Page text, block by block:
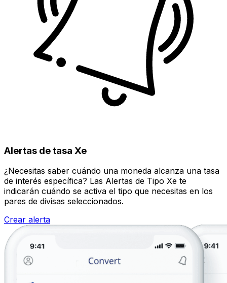
Alertas de tasa Xe
¿Necesitas saber cuándo una moneda alcanza una tasa
de interés específica? Las Alertas de Tipo Xe te
indicarán cuándo se activa el tipo que necesitas en los
pares de divisas seleccionados.
Crear alerta